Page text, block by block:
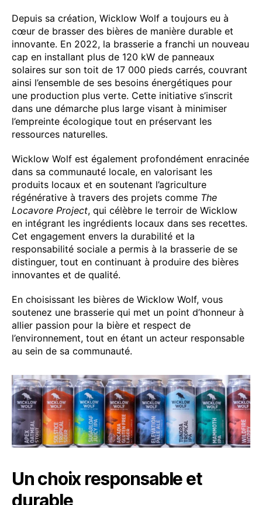
Depuis sa création, Wicklow Wolf a toujours eu à
cœur de brasser des bières de manière durable et
innovante. En 2022, la brasserie a franchi un nouveau
cap en installant plus de 120 kW de panneaux
solaires sur son toit de 17 000 pieds carrés, couvrant
ainsi l’ensemble de ses besoins énergétiques pour
une production plus verte. Cette initiative s’inscrit
dans une démarche plus large visant à minimiser
l’empreinte écologique tout en préservant les
ressources naturelles.
Wicklow Wolf est également profondément enracinée
dans sa communauté locale, en valorisant les
produits locaux et en soutenant l’agriculture
régénérative à travers des projets comme The
Locavore Project, qui célèbre le terroir de Wicklow
en intégrant les ingrédients locaux dans ses recettes.
Cet engagement envers la durabilité et la
responsabilité sociale a permis à la brasserie de se
distinguer, tout en continuant à produire des bières
innovantes et de qualité.
En choisissant les bières de Wicklow Wolf, vous
soutenez une brasserie qui met un point d’honneur à
allier passion pour la bière et respect de
l’environnement, tout en étant un acteur responsable
au sein de sa communauté.
Un choix responsable et
durable